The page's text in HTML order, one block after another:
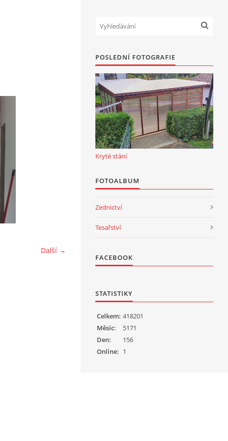
Další →
POSLEDNÍ FOTOGRAFIE
Kryté stání
FOTOALBUM
Zednictví
Tesařství
FACEBOOK
STATISTIKY
Online: 1
Celkem: 418201
Měsíc:
5171
Den:
156